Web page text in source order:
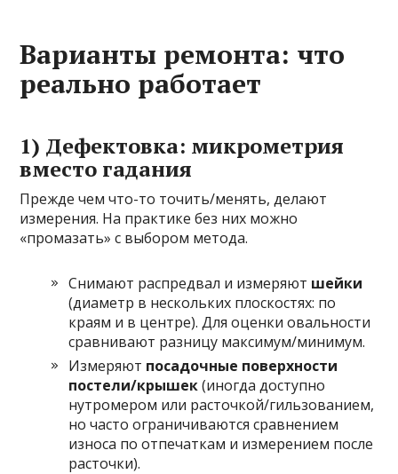
Варианты ремонта: что
реально работает
1) Дефектовка: микрометрия
вместо гадания
Прежде чем что-то точить/менять, делают
измерения. На практике без них можно
«промазать» с выбором метода.
Снимают распредвал и измеряют шейки
(диаметр в нескольких плоскостях: по
краям и в центре). Для оценки овальности
сравнивают разницу максимум/минимум.
Измеряют посадочные поверхности
постели/крышек(иногда доступно
нутромером или расточкой/гильзованием,
но часто ограничиваются сравнением
износа по отпечаткам и измерением после
расточки).